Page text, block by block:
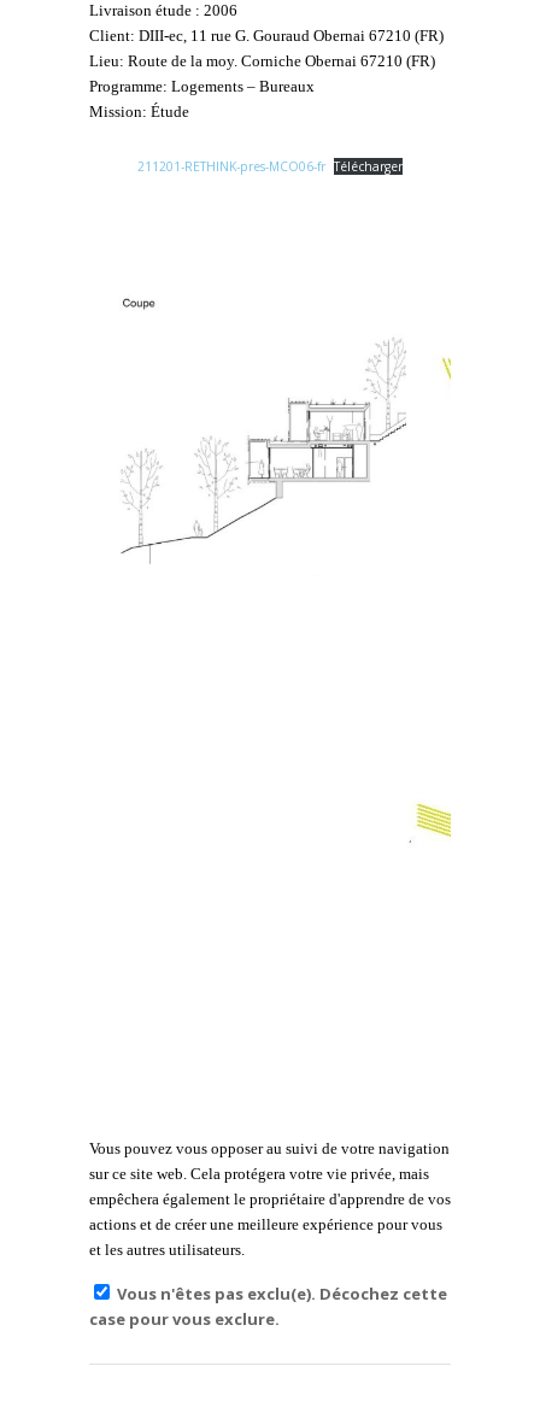
Livraison étude : 2006
Client: DIII-ec, 11 rue G. Gouraud Obernai 67210 (FR)
Lieu: Route de la moy. Corniche Obernai 67210 (FR)
Programme: Logements – Bureaux
Mission: Étude
211201-RETHINK-pres-MCO06-fr Télécharger
Vous pouvez vous opposer au suivi de votre navigation
sur ce site web. Cela protégera votre vie privée, mais
empêchera également le propriétaire d'apprendre de vos
actions et de créer une meilleure expérience pour vous
et les autres utilisateurs.
Vous n'êtes pas exclu(e). Décochez cette
case pour vous exclure.